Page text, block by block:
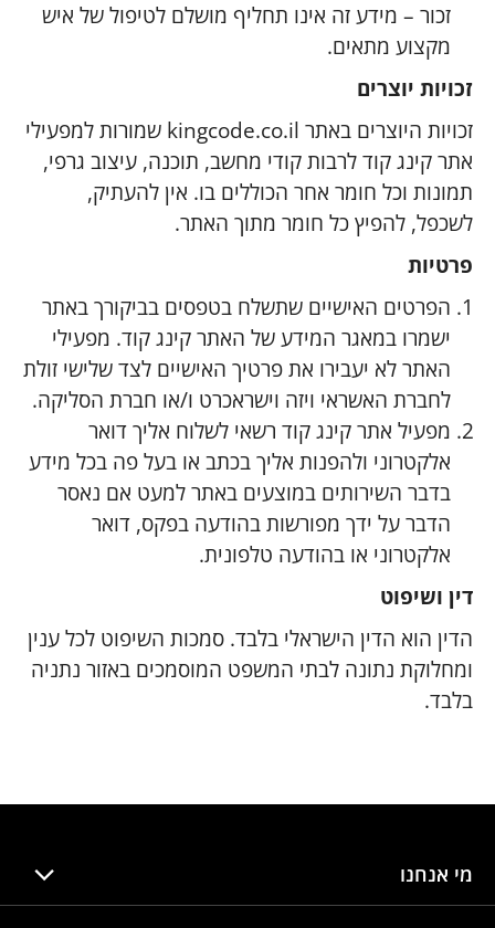
זכור – מידע זה אינו תחליף מושלם לטיפול של איש
מקצוע מתאים.
זכויות יוצרים
זכויות היוצרים באתר kingcode.co.il שמורות למפעילי
אתר קינג קוד לרבות קודי מחשב, תוכנה, עיצוב גרפי,
תמונות וכל חומר אחר הכוללים בו. אין להעתיק,
לשכפל, להפיץ כל חומר מתוך האתר.
פרטיות
הפרטים האישיים שתשלח בטפסים בביקורך באתר
ישמרו במאגר המידע של האתר קינג קוד. מפעילי
האתר לא יעבירו את פרטיך האישיים לצד שלישי זולת
לחברת האשראי ויזה וישראכרט ו/או חברת הסליקה.
מפעיל אתר קינג קוד רשאי לשלוח אליך דואר
אלקטרוני ולהפנות אליך בכתב או בעל פה בכל מידע
בדבר השירותים במוצעים באתר למעט אם נאסר
הדבר על ידך מפורשות בהודעה בפקס, דואר
אלקטרוני או בהודעה טלפונית.
דין ושיפוט
הדין הוא הדין הישראלי בלבד. סמכות השיפוט לכל ענין
ומחלוקת נתונה לבתי המשפט המוסמכים באזור נתניה
בלבד.
מי אנחנו